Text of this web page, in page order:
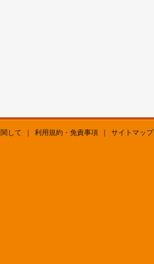
サイトマップ
利用規約・免責事項
して